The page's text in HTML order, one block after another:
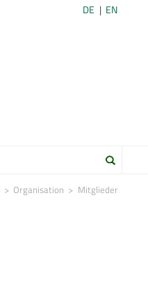
DE EN
Organisation Mitglieder